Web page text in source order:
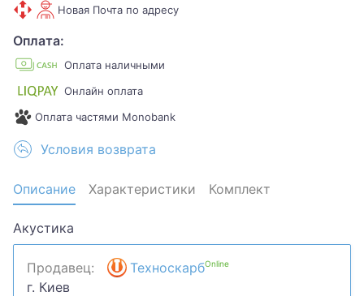
Новая Почта по адресу
Оплата:
Оплата наличными
Онлайн оплата
Оплата частями Monobank
Условия возврата
Описание Характеристики Комплект
Акустика
Продавец: ТехноскарбOnline
г. Киев